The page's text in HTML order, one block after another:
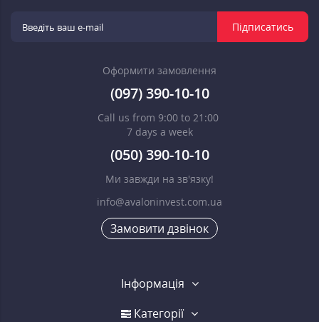
Підписатись
Оформити замовлення
(097) 390-10-10
Call us from 9:00 to 21:00
7 days a week
(050) 390-10-10
Ми завжди на зв'язку!
info@avaloninvest.com.ua
Замовити дзвінок
Інформація
Категорії